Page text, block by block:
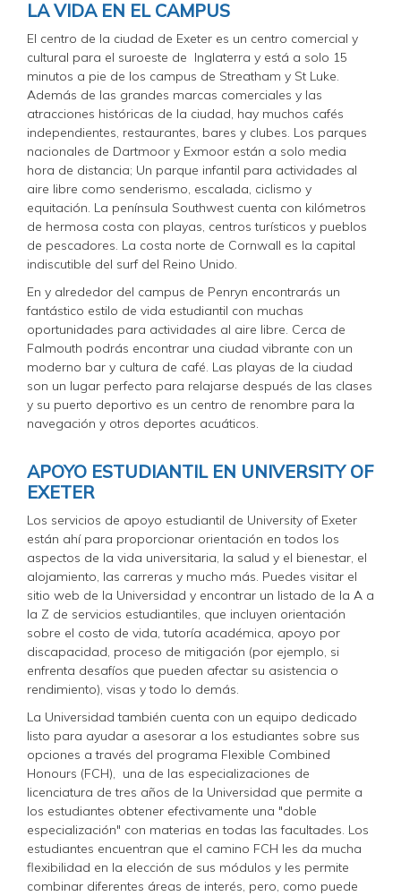
LA VIDA EN EL CAMPUS
El centro de la ciudad de Exeter es un centro comercial y
cultural para el suroeste de Inglaterra y está a solo 15
minutos a pie de los campus de Streatham y St Luke.
Además de las grandes marcas comerciales y las
atracciones históricas de la ciudad, hay muchos cafés
independientes, restaurantes, bares y clubes. Los parques
nacionales de Dartmoor y Exmoor están a solo media
hora de distancia; Un parque infantil para actividades al
aire libre como senderismo, escalada, ciclismo y
equitación. La península Southwest cuenta con kilómetros
de hermosa costa con playas, centros turísticos y pueblos
de pescadores. La costa norte de Cornwall es la capital
indiscutible del surf del Reino Unido.
En y alrededor del campus de Penryn encontrarás un
fantástico estilo de vida estudiantil con muchas
oportunidades para actividades al aire libre. Cerca de
Falmouth podrás encontrar una ciudad vibrante con un
moderno bar y cultura de café. Las playas de la ciudad
son un lugar perfecto para relajarse después de las clases
y su puerto deportivo es un centro de renombre para la
navegación y otros deportes acuáticos.
APOYO ESTUDIANTIL EN UNIVERSITY OF
EXETER
Los servicios de apoyo estudiantil de University of Exeter
están ahí para proporcionar orientación en todos los
aspectos de la vida universitaria, la salud y el bienestar, el
alojamiento, las carreras y mucho más. Puedes visitar el
sitio web de la Universidad y encontrar un listado de la A a
la Z de servicios estudiantiles, que incluyen orientación
sobre el costo de vida, tutoría académica, apoyo por
discapacidad, proceso de mitigación (por ejemplo, si
enfrenta desafíos que pueden afectar su asistencia o
rendimiento), visas y todo lo demás.
La Universidad también cuenta con un equipo dedicado
listo para ayudar a asesorar a los estudiantes sobre sus
opciones a través del programa Flexible Combined
Honours (FCH), una de las especializaciones de
licenciatura de tres años de la Universidad que permite a
los estudiantes obtener efectivamente una "doble
especialización" con materias en todas las facultades. Los
estudiantes encuentran que el camino FCH les da mucha
flexibilidad en la elección de sus módulos y les permite
combinar diferentes áreas de interés, pero, como puede